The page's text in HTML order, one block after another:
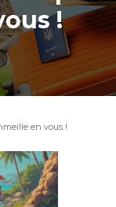
!
en vous !